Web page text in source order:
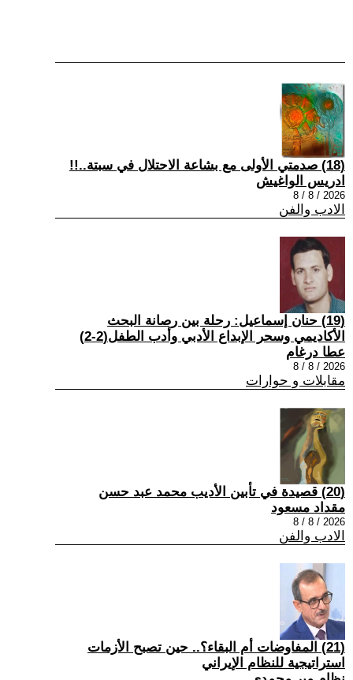
(18) صدمتي الأولى مع بشاعة الاحتلال في سبتة..!!
ادريس الواغيش
2026 / 8 / 8
الادب والفن
(19) حنان إسماعيل: رحلة بين رصانة البحث
الأكاديمي وسحر الإبداع الأدبي وأدب الطفل(2-2)
عطا درغام
2026 / 8 / 8
مقابلات و حوارات
(20) قصيدة في تأبين الأديب محمد عبد حسن
مقداد مسعود
2026 / 8 / 8
الادب والفن
(21) المفاوضات أم البقاء؟.. حين تصبح الأزمات
استراتيجية للنظام الإيراني